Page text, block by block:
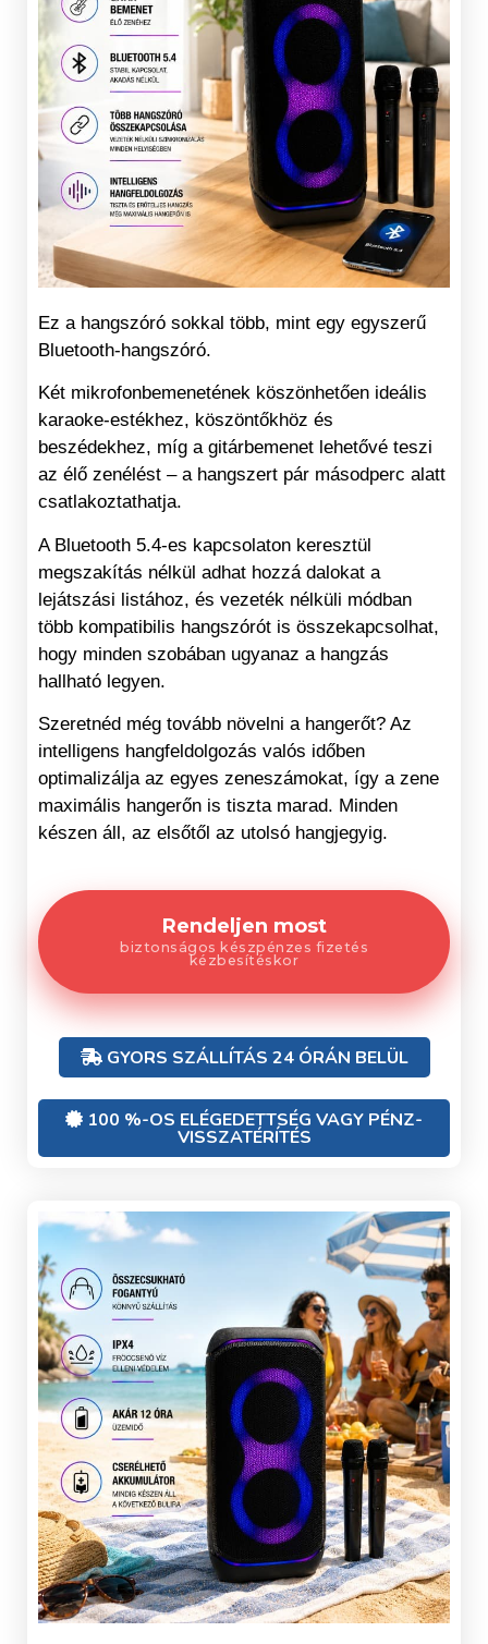
Ez a hangszóró sokkal több, mint egy egyszerű
Bluetooth-hangszóró.
Két mikrofonbemenetének köszönhetően ideális
karaoke-estékhez, köszöntőkhöz és
beszédekhez, míg a gitárbemenet lehetővé teszi
az élő zenélést – a hangszert pár másodperc alatt
csatlakoztathatja.
A Bluetooth 5.4-es kapcsolaton keresztül
megszakítás nélkül adhat hozzá dalokat a
lejátszási listához, és vezeték nélküli módban
több kompatibilis hangszórót is összekapcsolhat,
hogy minden szobában ugyanaz a hangzás
hallható legyen.
Szeretnéd még tovább növelni a hangerőt? Az
intelligens hangfeldolgozás valós időben
optimalizálja az egyes zeneszámokat, így a zene
maximális hangerőn is tiszta marad. Minden
készen áll, az elsőtől az utolsó hangjegyig.
Rendeljen most
biztonságos készpénzes fizetés
kézbesítéskor
GYORS SZÁLLÍTÁS 24 ÓRÁN BELÜL
100 %-OS ELÉGEDETTSÉG VAGY PÉNZ-
VISSZATÉRÍTÉS